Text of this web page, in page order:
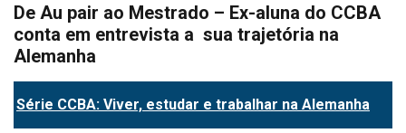
De Au pair ao Mestrado – Ex-aluna do CCBA
conta em entrevista a sua trajetória na
Alemanha
Série CCBA: Viver, estudar e trabalhar na Alemanha